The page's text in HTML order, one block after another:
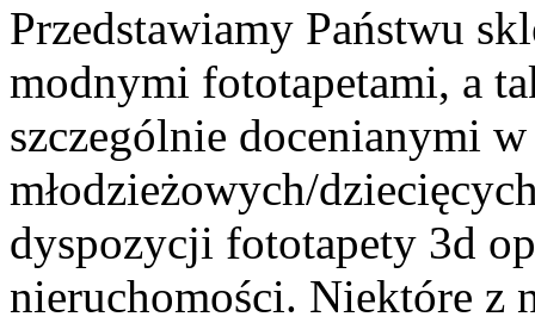
Przedstawiamy Państwu
modnymi fototapetami, a
szczególnie docenianymi
młodzieżowych/
dyspozycji fototapety 3d
nieruchomości. Niektóre z